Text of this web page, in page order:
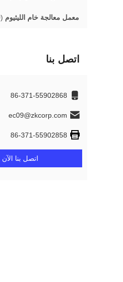
معمل معالجة خام الليثيوم (9)
اتصل بنا
86-371-55902868
ec09@zkcorp.com
86-371-55902858
اتصل بنا الآن